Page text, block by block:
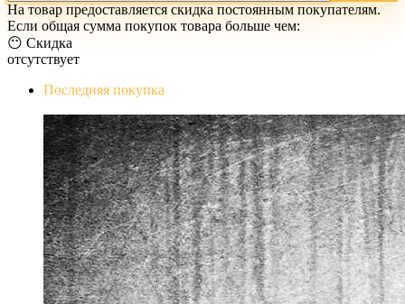
На товар предоставляется скидка постоянным покупателям.
Если общая сумма покупок товара больше чем:
😶 Скидка
отсутствует
Последняя покупка